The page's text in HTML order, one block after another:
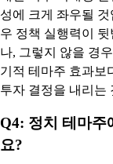
성에 크게 좌우될
우 정책 실행력이
나, 그렇지 않을 경
기적 테마주 효과보
투자 결정을 내리는
Q4: 정치 테마주
요?